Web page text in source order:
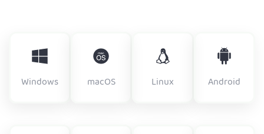
Windows macOS Linux Android